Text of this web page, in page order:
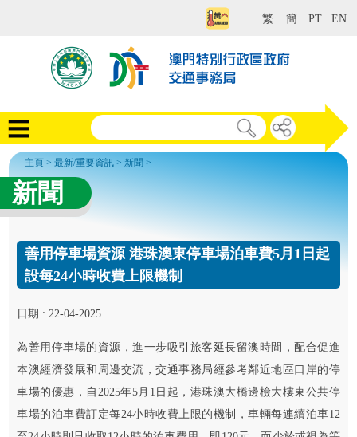
繁 簡 PT EN
主頁 >最新/重要資訊 > 新聞 >
新聞
善用停車場資源 港珠澳東停車場泊車費5月1日起
設每24小時收費上限機制
日期 : 22-04-2025
為善用停車場的資源，進一步吸引旅客延長留澳時間，配合促進
本澳經濟發展和周邊交流，交通事務局經參考鄰近地區口岸的停
車場的優惠，自2025年5月1日起，港珠澳大橋邊檢大樓東公共停
車場的泊車費訂定每24小時收費上限的機制，車輛每連續泊車12